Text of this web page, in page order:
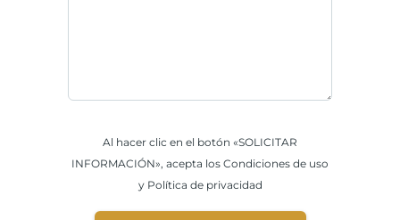
Al hacer clic en el botón «SOLICITAR
INFORMACIÓN», acepta los Condiciones de uso
y Política de privacidad